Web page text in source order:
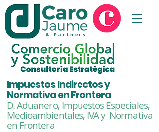
& Partners
Impuestos Indirectos y
Normativa en Frontera
D. Aduanero, Impuestos Especiales,
Medioambientales,IVA y Normativa
en Frontera